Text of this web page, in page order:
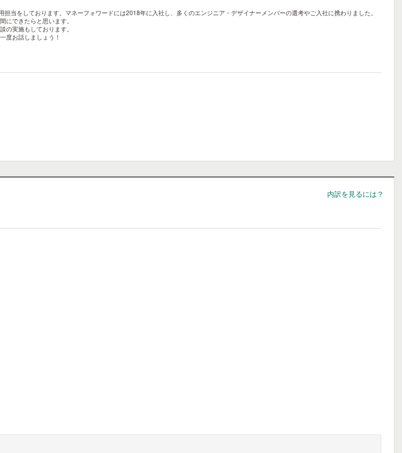
当をしております。マネーフォワードには2018年に入社し、多くのエンジニア・デザイナーメンバーの選考やご入社に携わりました。
できたらと思います。
の実施もしております。
度お話しましょう！
内訳を見るには？